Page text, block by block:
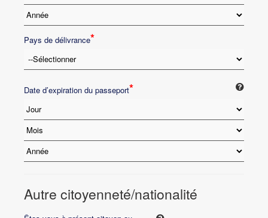
Pays de délivrance*
Date d’expiration du passeport*
Autre citoyenneté/nationalité